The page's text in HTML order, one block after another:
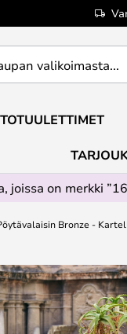
joissa on merkki
Bronze -